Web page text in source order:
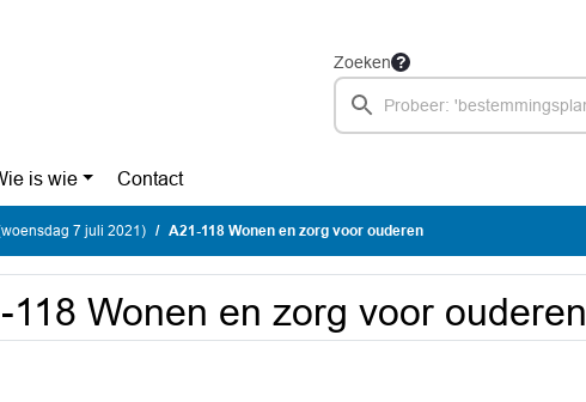
Zoeken
is wie Contact
7 juli 2021) A21-118 Wonen en zorg voor ouderen
118 Wonen en zorg voor ouderen